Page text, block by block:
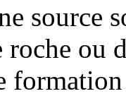
source
roche ou